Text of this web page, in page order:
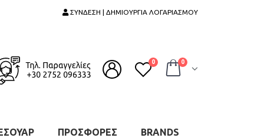
ΣΥΝΔΕΣΗ | ΔΗΜΙΟΥΡΓΙΑ ΛΟΓΑΡΙΑΣΜΟΥ
0 0
ΠΡΟΣΦΟΡΕΣ BRANDS